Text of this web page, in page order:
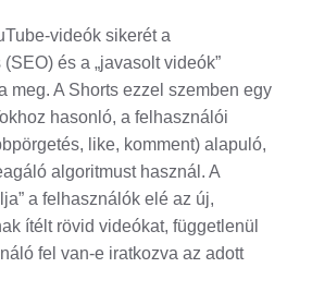
videók sikerét a
és a „javasolt videók”
meg. A Shorts ezzel szemben egy
hasonló, a felhasználói
like, komment) alapuló,
algoritmust használ. A
a felhasználók elé az új,
ítélt rövid videókat, függetlenül
fel van-e iratkozva az adott